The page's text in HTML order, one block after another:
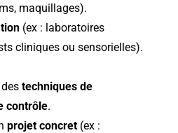
maquillages).
(ex : laboratoires
cliniques ou sensorielles).
techniques de
contrôle.
projet concret (ex :